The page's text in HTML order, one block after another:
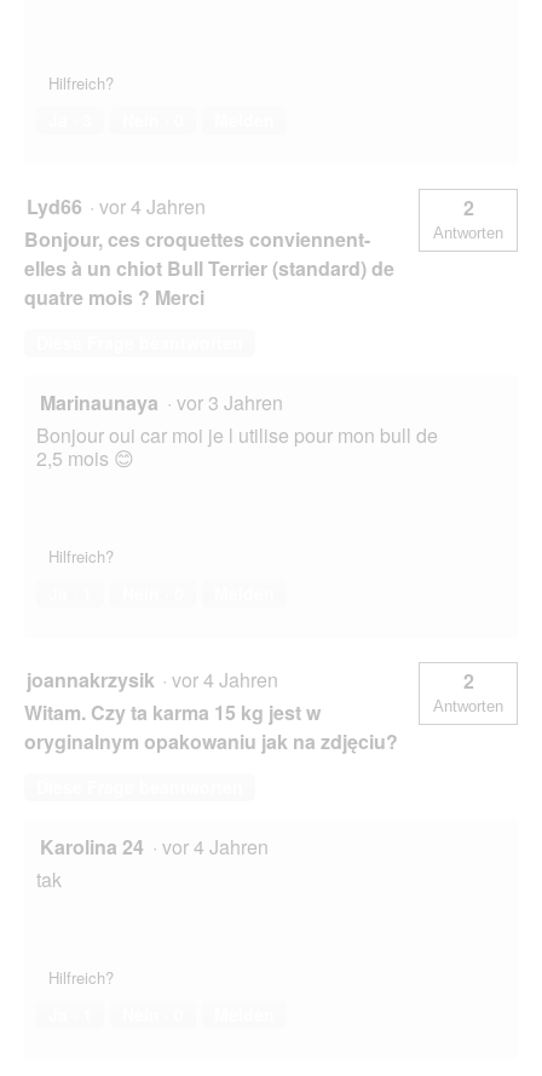
Hilfreich?
Lyd66 · vor 4 Jahren
Bonjour, ces croquettes conviennent-
elles à un chiot Bull Terrier (standard) de
quatre mois ? Merci
2
Antworten
Marinaunaya · vor 3 Jahren
Bonjour oui car moi je l utilise pour mon bull de
2,5 mois 😊
Hilfreich?
joannakrzysik · vor 4 Jahren
Witam. Czy ta karma 15 kg jest w
oryginalnym opakowaniu jak na zdjęciu?
2
Antworten
Karolina 24 · vor 4 Jahren
tak
Hilfreich?